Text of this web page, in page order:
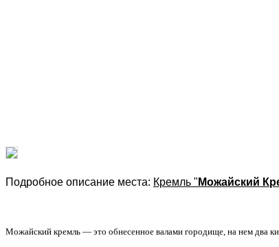
Подробное описание места: Кремль " Можайский
Можайский кремль — это обнесенное валами городище, на нем два